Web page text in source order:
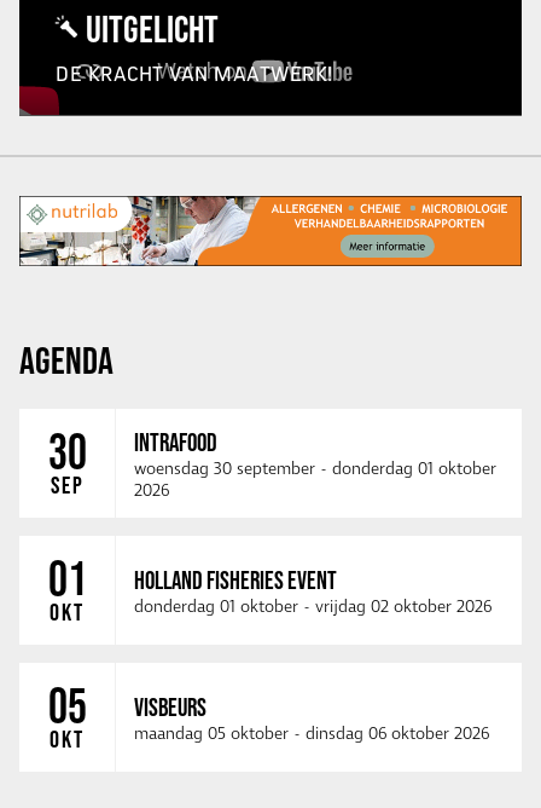
UITGELICHT
DE KRACHT VAN MAATWERK!
AGENDA
30
SEP
INTRAFOOD
woensdag 30 september - donderdag 01 oktober
2026
01
OKT
HOLLAND FISHERIES EVENT
donderdag 01 oktober - vrijdag 02 oktober 2026
05
OKT
VISBEURS
maandag 05 oktober - dinsdag 06 oktober 2026